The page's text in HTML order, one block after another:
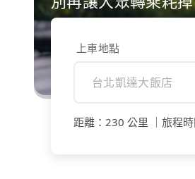
上車地點
距離 ： 230 公里 旅程